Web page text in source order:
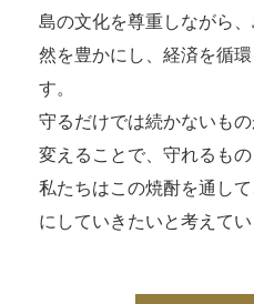
島の文化を尊重しながら
然を豊かにし、経済を循
す。
守るだけでは続かないもの
変えることで、守れるもの
私たちはこの焼酎を通し
にしていきたいと考えて